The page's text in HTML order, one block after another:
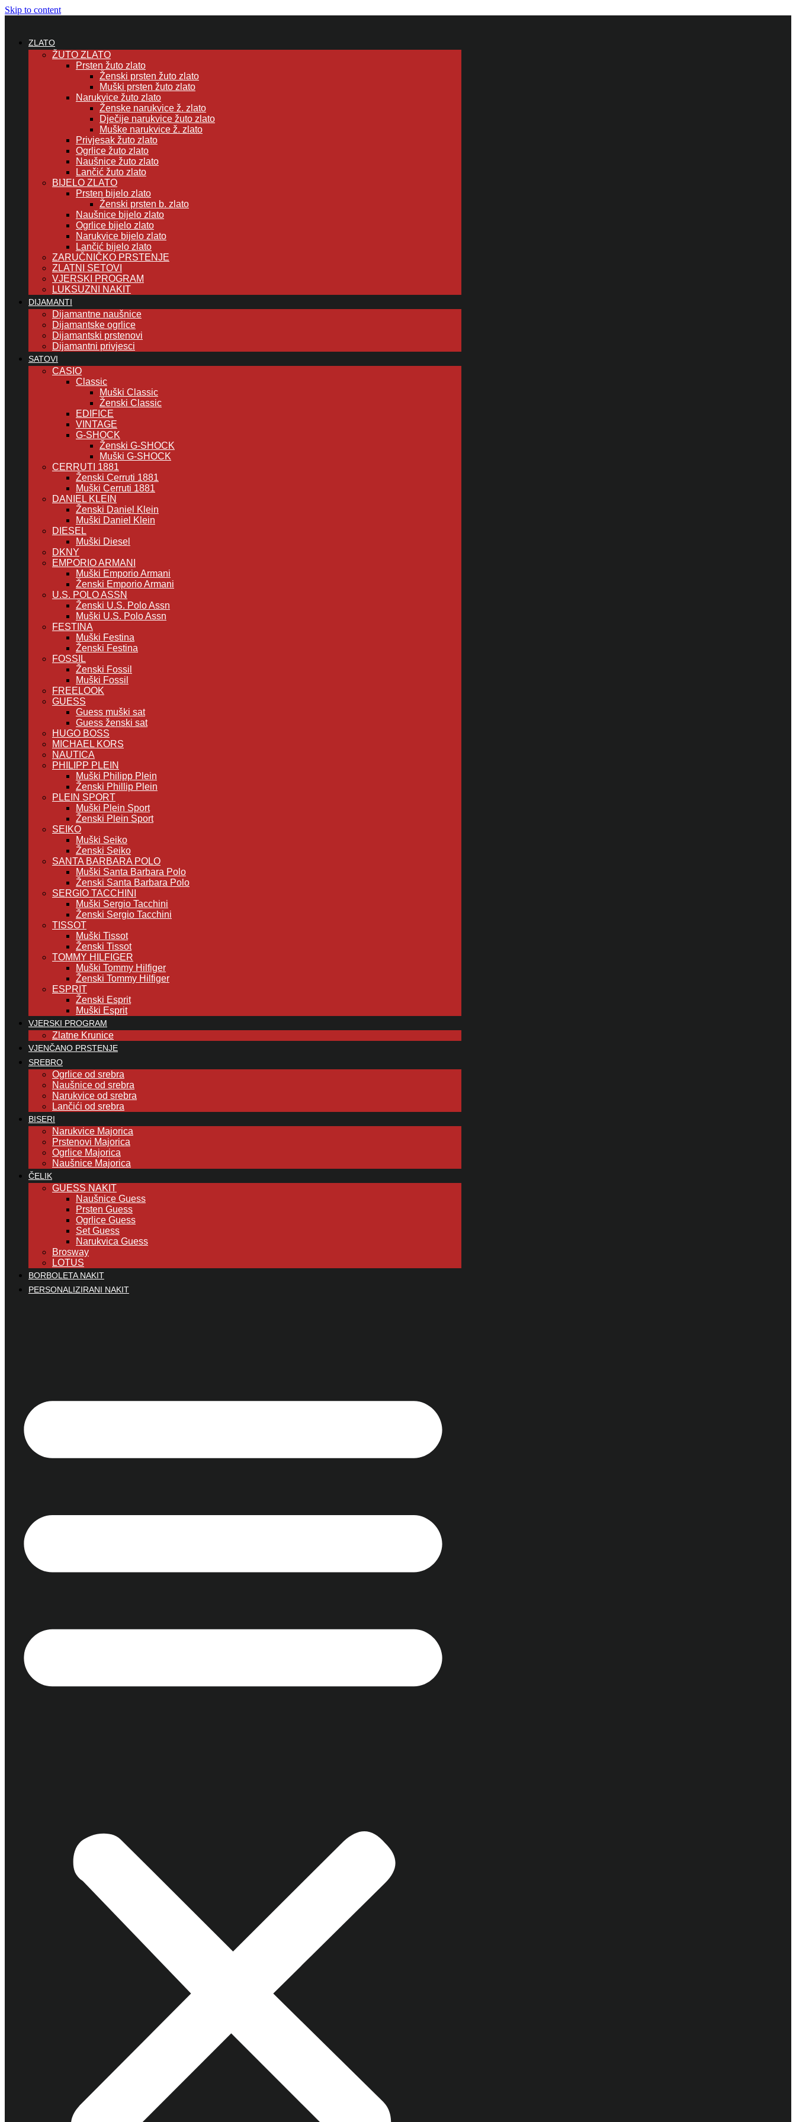
Skip to content
ZLATO
ŽUTO ZLATO
Prsten žuto zlato
Ženski prsten žuto zlato
Muški prsten žuto zlato
Narukvice žuto zlato
Ženske narukvice ž. zlato
Dječije narukvice žuto zlato
Muške narukvice ž. zlato
Privjesak žuto zlato
Ogrlice žuto zlato
Naušnice žuto zlato
Lančić žuto zlato
BIJELO ZLATO
Prsten bijelo zlato
Ženski prsten b. zlato
Naušnice bijelo zlato
Ogrlice bijelo zlato
Narukvice bijelo zlato
Lančić bijelo zlato
ZARUČNIČKO PRSTENJE
ZLATNI SETOVI
VJERSKI PROGRAM
LUKSUZNI NAKIT
DIJAMANTI
Dijamantne naušnice
Dijamantske ogrlice
Dijamantski prstenovi
Dijamantni privjesci
SATOVI
CASIO
Classic
Muški Classic
Ženski Classic
EDIFICE
VINTAGE
G-SHOCK
Ženski G-SHOCK
Muški G-SHOCK
CERRUTI 1881
Ženski Cerruti 1881
Muški Cerruti 1881
DANIEL KLEIN
Ženski Daniel Klein
Muški Daniel Klein
DIESEL
Muški Diesel
DKNY
EMPORIO ARMANI
Muški Emporio Armani
Ženski Emporio Armani
U.S. POLO ASSN
Ženski U.S. Polo Assn
Muški U.S. Polo Assn
FESTINA
Muški Festina
Ženski Festina
FOSSIL
Ženski Fossil
Muški Fossil
FREELOOK
GUESS
Guess muški sat
Guess ženski sat
HUGO BOSS
MICHAEL KORS
NAUTICA
PHILIPP PLEIN
Muški Philipp Plein
Ženski Phillip Plein
PLEIN SPORT
Muški Plein Sport
Ženski Plein Sport
SEIKO
Muški Seiko
Ženski Seiko
SANTA BARBARA POLO
Muški Santa Barbara Polo
Ženski Santa Barbara Polo
SERGIO TACCHINI
Muški Sergio Tacchini
Ženski Sergio Tacchini
TISSOT
Muški Tissot
Ženski Tissot
TOMMY HILFIGER
Muški Tommy Hilfiger
Ženski Tommy Hilfiger
ESPRIT
Ženski Esprit
Muški Esprit
VJERSKI PROGRAM
Zlatne Krunice
VJENČANO PRSTENJE
SREBRO
Ogrlice od srebra
Naušnice od srebra
Narukvice od srebra
Lančići od srebra
BISERI
Narukvice Majorica
Prstenovi Majorica
Ogrlice Majorica
Naušnice Majorica
ČELIK
GUESS NAKIT
Naušnice Guess
Prsten Guess
Ogrlice Guess
Set Guess
Narukvica Guess
Brosway
LOTUS
BORBOLETA NAKIT
PERSONALIZIRANI NAKIT